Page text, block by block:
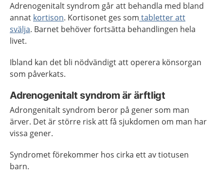
Adrenogenitalt syndrom går att behandla med bland
annat kortison. Kortisonet ges som tabletter att
svälja. Barnet behöver fortsätta behandlingen hela
livet.
Ibland kan det bli nödvändigt att operera könsorgan
som påverkats.
Adrenogenitalt syndrom är ärftligt
Adrongenitalt syndrom beror på gener som man
ärver. Det är större risk att få sjukdomen om man har
vissa gener.
Syndromet förekommer hos cirka ett av tiotusen
barn.